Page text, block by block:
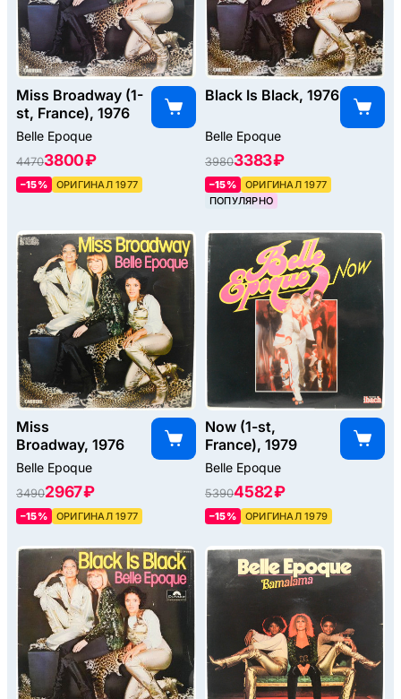
Miss Broadway (1-
st, France), 1976
Belle Epoque
44703800 ₽
–15% ОРИГИНАЛ 1977
Black Is Black, 1976
Belle Epoque
39803383 ₽
–15%
ОРИГИНАЛ 1977
ПОПУЛЯРНО
Miss
Broadway, 1976
Belle Epoque
34902967 ₽
–15% ОРИГИНАЛ 1977
Now (1-st,
France), 1979
Belle Epoque
53904582 ₽
–15% ОРИГИНАЛ 1979